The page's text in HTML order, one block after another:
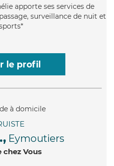
apporte ses services de
surveillance de nuit et
le profil
Eymoutiers
chez Vous